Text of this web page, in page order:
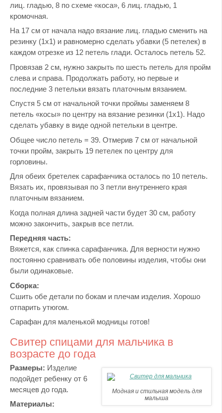
лиц. гладью, 8 по схеме «коса», 6 лиц. гладью, 1
кромочная.
На 17 см от начала надо вязание лиц. гладью сменить на
резинку (1х1) и равномерно сделать убавки (5 петелек) в
каждом отрезке из 12 петель глади. Осталось петель 52.
Провязав 2 см, нужно закрыть по шесть петель для пройм
слева и справа. Продолжать работу, но первые и
последние 3 петельки вязать платочным вязанием.
Спустя 5 см от начальной точки проймы заменяем 8
петель «косы» по центру на вязание резинки (1х1). Надо
сделать убавку в виде одной петельки в центре.
Общее число петель = 39. Отмерив 7 см от начальной
точки пройм, закрыть 19 петелек по центру для
горловины.
Для обеих бретелек сарафанчика осталось по 10 петель.
Вязать их, провязывая по 3 петли внутреннего края
платочным вязанием.
Когда полная длина задней части будет 30 см, работу
можно закончить, закрыв все петли.
Передняя часть:
Вяжется, как спинка сарафанчика. Для верности нужно
постоянно сравнивать обе половины изделия, чтобы они
были одинаковые.
Сборка:
Сшить обе детали по бокам и плечам изделия. Хорошо
отпарить утюгом.
Сарафан для маленькой модницы готов!
Свитер спицами для мальчика в
возрасте до года
Модная и стильная модель для
малыша
Размеры: Изделие
подойдет ребенку от 6
месяцев до года.
Материалы: